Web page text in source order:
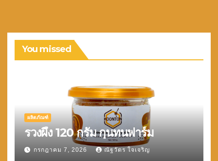
You missed
ผลิตภัณฑ์
รวงผึ้ง 120 กรัม กุนทนฟาร์ม
กรกฎาคม 7, 2026 ณัฐวัตร ใจเจริญ